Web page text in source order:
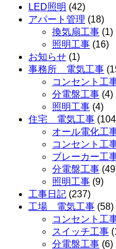
LED照明 (42)
アパート管理 (18)
換気扇工事 (1)
照明工事 (16)
お知らせ (1)
事務所 電気工事
コンセント工
分電盤工事 (4)
照明工事 (4)
住宅 電気工事
オール電化工
コンセント工
ブレーカー工
分電盤工事
照明工事 (9)
工事日記 (237)
工場 電気工事 (58)
コンセント工
スイッチ工事
分電盤工事 (6)